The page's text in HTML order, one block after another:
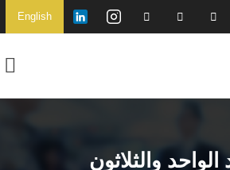
English
الواحد والثلاثون